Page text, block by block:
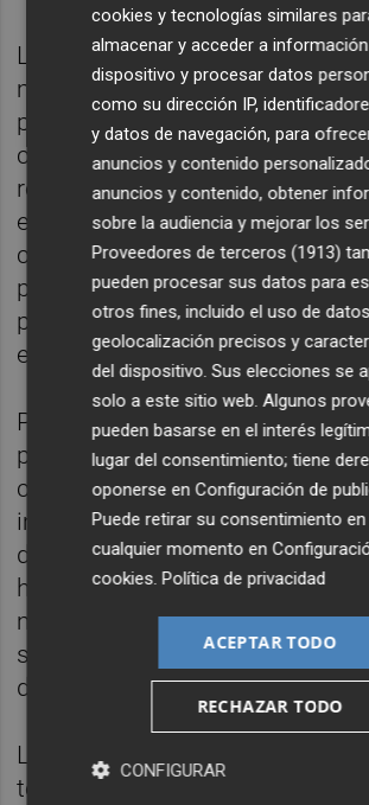
Las relaciones públicas se
manifestar en diversos medios,
papel hasta el teléfono, pero es
comprender que la base de esta
reside en la persona misma. Por
esencial desarrollar habilidades
como el saludo adecuado, las
presentaciones, el manejo del
primeras conversaciones y la
escuchar.
Para ejercer eficazmente las
públicas, se requiere sentido
capacidad organizativa,
imperturbabilidad, atención a
disposición para trabajar duro,
humor, flexibilidad, capacidad
múltiples problemas
sobre todo, un espíritu de
demás.
Las relaciones públicas son un
todos podemos dominar, y su
cookies y tecnologías similares
almacenar y acceder a
dispositivo y procesar datos
como su dirección IP,
y datos de navegación, para
anuncios y contenido
anuncios y contenido, obtener
sobre la audiencia y mejorar los
Proveedores de terceros (1913)
pueden procesar sus datos para
otros fines, incluido el uso de
geolocalización precisos y
del dispositivo. Sus elecciones se
solo a este sitio web. Algunos
pueden basarse en el interés
lugar del consentimiento; tiene
oponerse enConfiguración de
Puede retirar su consentimiento en
cualquier momento en
cookies.Política de privacidad
ACEPTAR TODO
RECHAZAR TODO
CONFIGURAR